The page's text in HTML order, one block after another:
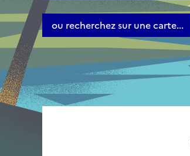
ou recherchez sur une carte...